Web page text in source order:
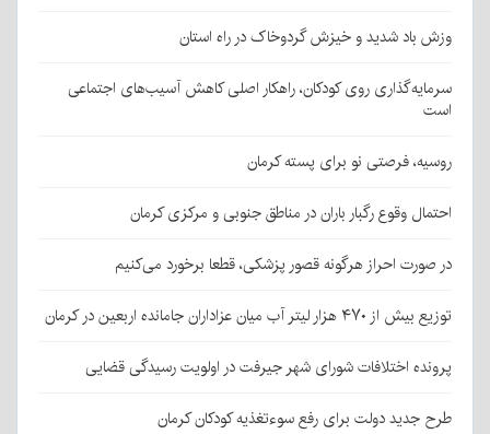
وزش باد شدید و خیزش گردوخاک در راه استان
سرمایه‌گذاری روی کودکان، راهکار اصلی کاهش آسیب‌های اجتماعی
است
روسیه، فرصتی نو برای پسته کرمان
احتمال وقوع رگبار باران در مناطق جنوبی و مرکزی کرمان
در صورت احراز هرگونه قصور پزشکی، قطعا برخورد می‌کنیم
توزیع بیش از ۴۷۰ هزار لیتر آب میان عزاداران جامانده اربعین در کرمان
پرونده اختلافات شورای شهر جیرفت در اولویت رسیدگی قضایی
طرح جدید دولت برای رفع سوءتغذیه کودکان کرمان